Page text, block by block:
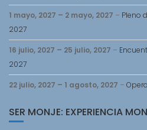
1 mayo, 2027 – 2 mayo, 2027 – Pleno
2027
16 julio, 2027 – 25 julio, 2027 –
2027
22 julio, 2027 – 1 agosto, 2027 –
SER MONJE: EXPERIENCIA